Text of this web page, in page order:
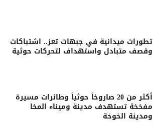
تطورات ميدانية في جبهات تعز.. اشتباكات
وقصف متبادل واستهداف لتحركات حوثية
أكثر من 20 صاروخاً حوثياً وطائرات مسيرة
مفخخة تستهدف مدينة وميناء المخا
ومدينة الخوخة